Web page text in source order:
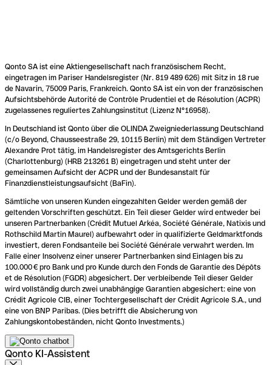
Qonto SA ist eine Aktiengesellschaft nach französischem Recht,
eingetragen im Pariser Handelsregister (Nr. 819 489 626) mit Sitz in 18 rue
de Navarin, 75009 Paris, Frankreich. Qonto SA ist ein von der französischen
Aufsichtsbehörde Autorité de Contrôle Prudentiel et de Résolution (ACPR)
zugelassenes reguliertes Zahlungsinstitut (Lizenz N°16958).
In Deutschland ist Qonto über die OLINDA Zweigniederlassung Deutschland
(c/o Beyond, Chausseestraße 29, 10115 Berlin) mit dem Ständigen Vertreter
Alexandre Prot tätig, im Handelsregister des Amtsgerichts Berlin
(Charlottenburg) (HRB 213261 B) eingetragen und steht unter der
gemeinsamen Aufsicht der ACPR und der Bundesanstalt für
Finanzdienstleistungsaufsicht (BaFin).
Sämtliche von unseren Kunden eingezahlten Gelder werden gemäß der
geltenden Vorschriften geschützt. Ein Teil dieser Gelder wird entweder bei
unseren Partnerbanken (Crédit Mutuel Arkéa, Société Générale, Natixis und
Rothschild Martin Maurel) aufbewahrt oder in qualifizierte Geldmarktfonds
investiert, deren Fondsanteile bei Société Générale verwahrt werden. Im
Falle einer Insolvenz einer unserer Partnerbanken sind Einlagen bis zu
100.000 € pro Bank und pro Kunde durch den Fonds de Garantie des Dépôts
et de Résolution (FGDR) abgesichert. Der verbleibende Teil dieser Gelder
wird vollständig durch zwei unabhängige Garantien abgesichert: eine von
Crédit Agricole CIB, einer Tochtergesellschaft der Crédit Agricole S.A., und
eine von BNP Paribas. (Dies betrifft die Absicherung von
Zahlungskontobeständen, nicht Qonto Investments.)
Qonto KI-Assistent